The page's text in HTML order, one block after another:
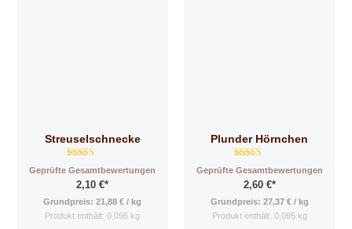
Streuselschnecke
Bewertet mit
4.83
von 5
Geprüfte Gesamtbewertungen
2,10€*
Grundpreis:21,88€ / kg
Produkt enthält: 0,096 kg
Plunder Hörnchen
Bewertet mit
5.00
von 5
Geprüfte Gesamtbewertungen
2,60 €*
Grundpreis: 27,37 €/ kg
Produkt enthält: 0,095 kg